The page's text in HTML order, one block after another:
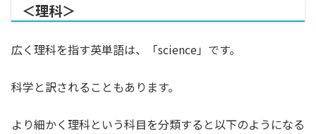
＜理科＞
広く理科を指す英単語は、「science」です。
科学と訳されることもあります。
より細かく理科という科目を分類すると以下のようになる